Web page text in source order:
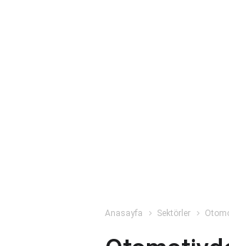
Anasayfa Sektörler